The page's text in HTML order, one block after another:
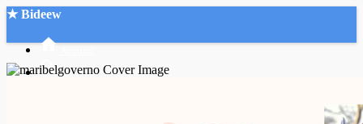
★ Bideew